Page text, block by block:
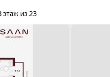
этаж из 23